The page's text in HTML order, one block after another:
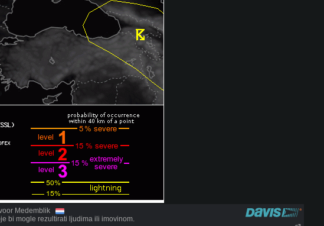
Medemblik
bi mogle rezultirati ljudima ili imovinom.